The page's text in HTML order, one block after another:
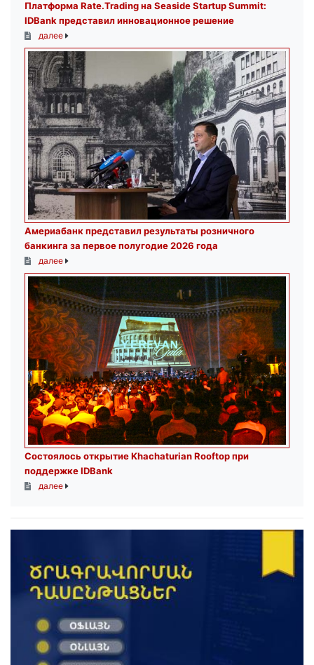
Платформа Rate.Trading на Seaside Startup Summit:
IDBank представил инновационное решение
далее
Америабанк представил результаты розничного
банкинга за первое полугодие 2026 года
далее
Состоялось открытие Khachaturian Rooftop при
поддержке IDBank
далее